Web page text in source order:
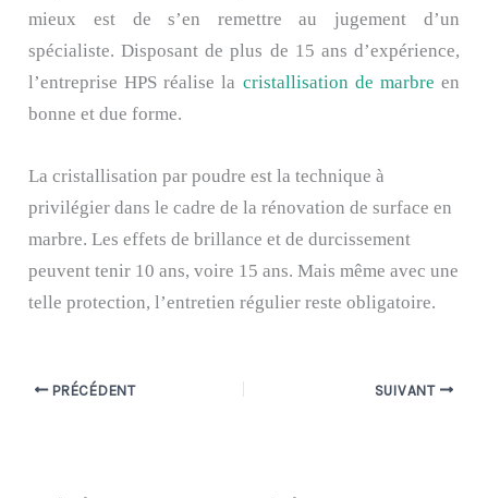
mieux est de s’en remettre au jugement d’un
spécialiste. Disposant de plus de 15 ans d’expérience,
l’entreprise HPS réalise la cristallisation de marbre en
bonne et due forme.
La cristallisation par poudre est la technique à
privilégier dans le cadre de la rénovation de surface en
marbre. Les effets de brillance et de durcissement
peuvent tenir 10 ans, voire 15 ans. Mais même avec une
telle protection, l’entretien régulier reste obligatoire.
PRÉCÉDENT SUIVANT